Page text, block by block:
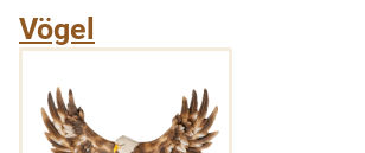
Vögel